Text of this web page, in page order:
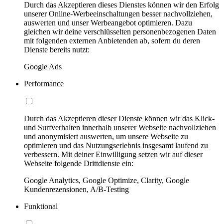
Durch das Akzeptieren dieses Dienstes können wir den Erfolg
unserer Online-Werbeeinschaltungen besser nachvollziehen,
auswerten und unser Werbeangebot optimieren. Dazu
gleichen wir deine verschlüsselten personenbezogenen Daten
mit folgenden externen Anbietenden ab, sofern du deren
Dienste bereits nutzt:
Google Ads
Performance
Durch das Akzeptieren dieser Dienste können wir das Klick-
und Surfverhalten innerhalb unserer Webseite nachvollziehen
und anonymisiert auswerten, um unsere Webseite zu
optimieren und das Nutzungserlebnis insgesamt laufend zu
verbessern. Mit deiner Einwilligung setzen wir auf dieser
Webseite folgende Drittdienste ein:
Google Analytics, Google Optimize, Clarity, Google
Kundenrezensionen, A/B-Testing
Funktional